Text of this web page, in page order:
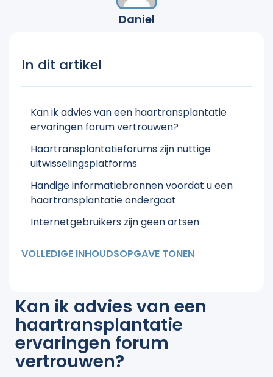
Daniel
In dit artikel
Kan ik advies van een haartransplantatie
ervaringen forum vertrouwen?
Haartransplantatieforums zijn nuttige
uitwisselingsplatforms
Handige informatiebronnen voordat u een
haartransplantatie ondergaat
Internetgebruikers zijn geen artsen
haartransplantatie ervaringen forum
VOLLEDIGE INHOUDSOPGAVE TONEN
Kan ik advies van een
haartransplantatie
ervaringen forum
vertrouwen?